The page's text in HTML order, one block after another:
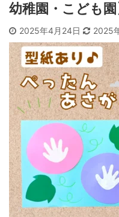
幼稚園・こども園
2025年4月24日 2025